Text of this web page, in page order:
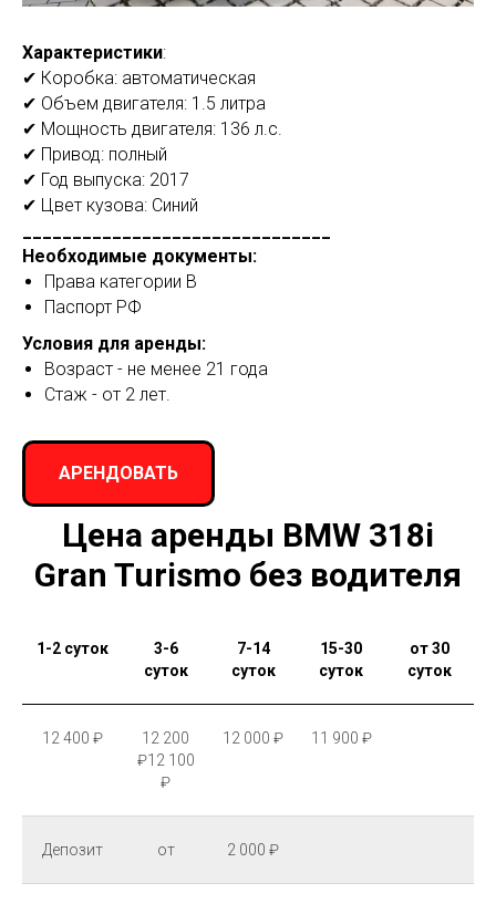
Характеристики:
✔ Коробка: автоматическая
✔ Объем двигателя: 1.5 литра
✔ Мощность двигателя: 136 л.с.
✔ Привод: полный
✔ Год выпуска: 2017
✔ Цвет кузова: Синий
Необходимые документы:
Права категории B
Паспорт РФ
Условия для аренды:
Возраст - не менее 21 года
Стаж - от 2 лет.
АРЕНДОВАТЬ
Цена аренды BMW 318i
Gran Turismo без водителя
1-2 суток
3-6
суток
7-14
суток
15-30
суток
от 30
суток
12 400 ₽
12 200
₽12 100
₽
12 000 ₽ 11 900 ₽
Депозит от 2 000 ₽